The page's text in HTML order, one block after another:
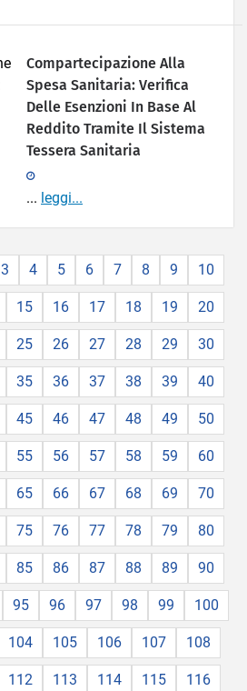
Compartecipazione Alla
Spesa Sanitaria: Verifica
Delle Esenzioni In Base Al
Reddito Tramite Il Sistema
Tessera Sanitaria
... leggi...
3 4 5 6 7 8 9 10
15 16 17 18 19 20
25 26 27 28 29 30
35 36 37 38 39 40
45 46 47 48 49 50
55 56 57 58 59 60
65 66 67 68 69 70
75 76 77 78 79 80
85 86 87 88 89 90
95 96 97 98 99 100
104 105 106 107 108
112 113 114 115 116